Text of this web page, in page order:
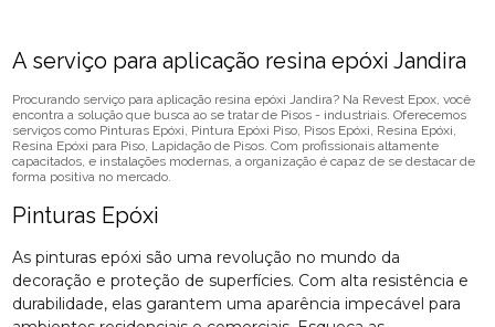
A serviço para aplicação resina epóxi Jandira
Procurando serviço para aplicação resina epóxi Jandira? Na Revest Epox, você
encontra a solução que busca ao se tratar de Pisos - industriais. Oferecemos
serviços como Pinturas Epóxi, Pintura Epóxi Piso, Pisos Epóxi, Resina Epóxi,
Resina Epóxi para Piso, Lapidação de Pisos. Com profissionais altamente
capacitados, e instalações modernas, a organização é capaz de se destacar de
forma positiva no mercado.
Pinturas Epóxi
As pinturas epóxi são uma revolução no mundo da
decoração e proteção de superfícies. Com alta resistência e
durabilidade, elas garantem uma aparência impecável para